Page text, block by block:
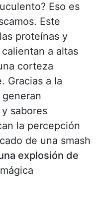
Eso es
Este
proteínas y
a altas
corteza
Gracias a la
sabores
la percepción
de una smash
explosión de